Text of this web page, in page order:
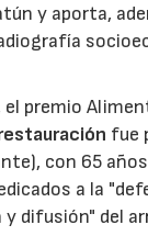
y aporta,
el premio
fue
con 65
a la
difusión" del